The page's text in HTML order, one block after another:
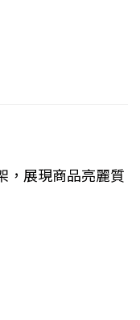
，展現商品亮麗質